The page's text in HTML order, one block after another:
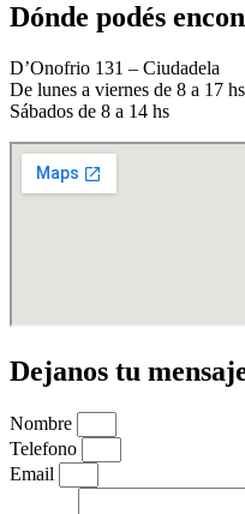
Dónde podés
D’Onofrio 131 – Ciudadela
De lunes a viernes de 8 a 17 hs
Sábados de 8 a 14 hs
Dejanos tu
Nombre
Telefono
Email